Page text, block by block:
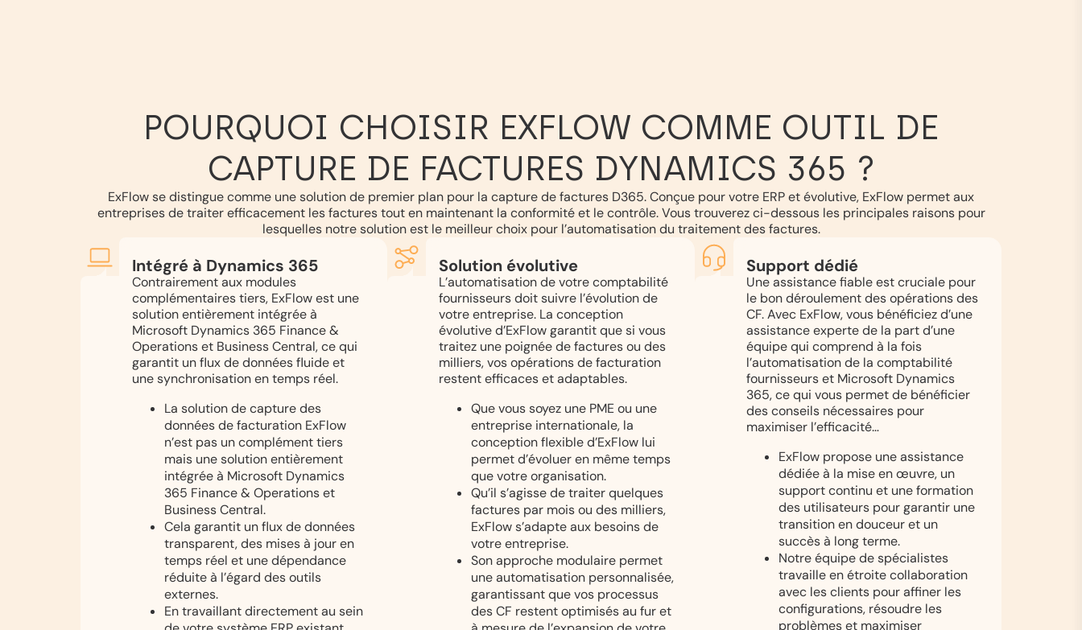
POURQUOI CHOISIR EXFLOW COMME OUTIL DE
CAPTURE DE FACTURES DYNAMICS 365 ?
ExFlow se distingue comme une solution de premier plan pour la capture de factures D365. Conçue pour votre ERP et évolutive, ExFlow permet aux
entreprises de traiter efficacement les factures tout en maintenant la conformité et le contrôle. Vous trouverez ci-dessous les principales raisons pour
lesquelles notre solution est le meilleur choix pour l’automatisation du traitement des factures.
Intégré à Dynamics 365
Contrairement aux modules
complémentaires tiers, ExFlow est une
solution entièrement intégrée à
Microsoft Dynamics 365 Finance &
Operations et Business Central, ce qui
garantit un flux de données fluide et
une synchronisation en temps réel.
La solution de capture des
données de facturation ExFlow
n’est pas un complément tiers
mais une solution entièrement
intégrée à Microsoft Dynamics
365 Finance & Operations et
Business Central.
Cela garantit un flux de données
transparent, des mises à jour en
temps réel et une dépendance
réduite à l’égard des outils
externes.
En travaillant directement au sein
Solution évolutive
L’automatisation de votre comptabilité
fournisseurs doit suivre l’évolution de
votre entreprise. La conception
évolutive d’ExFlow garantit que si vous
traitez une poignée de factures ou des
milliers, vos opérations de facturation
restent efficaces et adaptables.
Que vous soyez une PME ou une
entreprise internationale, la
conception flexible d’ExFlow lui
permet d’évoluer en même temps
que votre organisation.
Qu’il s’agisse de traiter quelques
factures par mois ou des milliers,
ExFlow s’adapte aux besoins de
votre entreprise.
Son approche modulaire permet
une automatisation personnalisée,
garantissant que vos processus
des CF restent optimisés au fur et
Support dédié
Une assistance fiable est cruciale pour
le bon déroulement des opérations des
CF. Avec ExFlow, vous bénéficiez d’une
assistance experte de la part d’une
équipe qui comprend à la fois
l’automatisation de la comptabilité
fournisseurs et Microsoft Dynamics
365, ce qui vous permet de bénéficier
des conseils nécessaires pour
maximiser l’efficacité…
ExFlow propose une assistance
dédiée à la mise en œuvre, un
support continu et une formation
des utilisateurs pour garantir une
transition en douceur et un
succès à long terme.
Notre équipe de spécialistes
travaille en étroite collaboration
avec les clients pour affiner les
configurations, résoudre les
problèmes et maximiser